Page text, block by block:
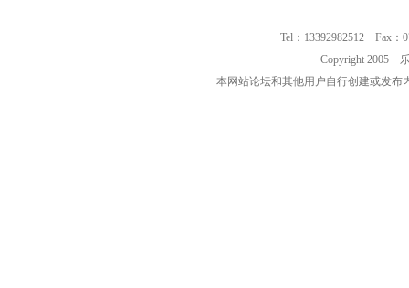
Tel：13392982512 Fax：
Copyright 2005
本网站论坛和其他用户自行创建或发布